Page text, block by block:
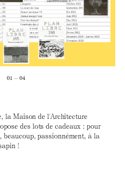
01 — 04
la Maison de l'Architecture
des lots de cadeaux : pour
beaucoup, passionnément, à la
!